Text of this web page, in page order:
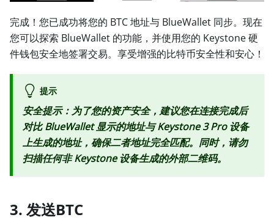
完成！您已成功将您的 BTC 地址与 BlueWallet 同步。现在
您可以探索 BlueWallet 的功能，并使用您的 Keystone 硬
件钱包安全地签署交易。享受增强的比特币安全性和安心！
提示
安全提示：为了您的资产安全，建议您在连接完成后
对比 BlueWallet 显示的地址与 Keystone 3 Pro 设备
上生成的地址，确保二者地址完全匹配。同时，请勿
扫描任何非 Keystone 设备生成的外部二维码。
3. 发送BTC